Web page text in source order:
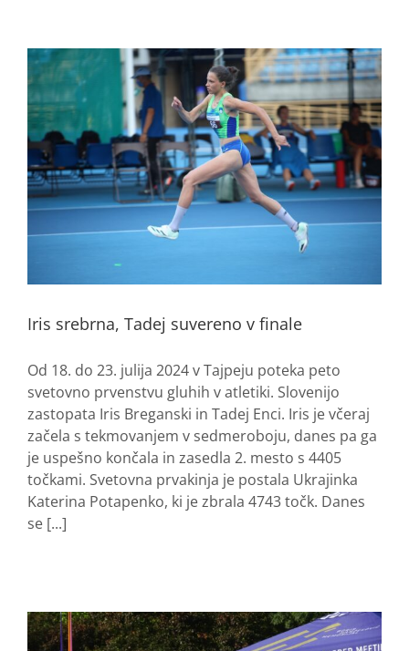
Iris srebrna, Tadej suvereno v finale
Od 18. do 23. julija 2024 v Tajpeju poteka peto
svetovno prvenstvu gluhih v atletiki. Slovenijo
zastopata Iris Breganski in Tadej Enci. Iris je včeraj
začela s tekmovanjem v sedmeroboju, danes pa ga
je uspešno končala in zasedla 2. mesto s 4405
točkami. Svetovna prvakinja je postala Ukrajinka
Katerina Potapenko, ki je zbrala 4743 točk. Danes
se [...]